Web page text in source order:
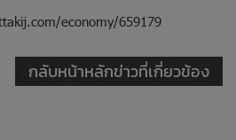
economy/659179
กลับหน้าหลักข่าวที่เกี่ยวข้อง